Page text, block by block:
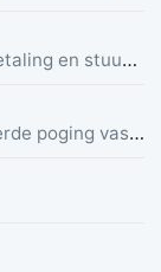
Doet zich voor als belastingdienst. Eist betaling en stuurt link in bericht met dreiging van beslaglegging.
sms met melding: Er is een ongeautoriseerde poging vastgesteld vanuit Duitsland was u dit niet? Bel de alarmlijn op 0113336916